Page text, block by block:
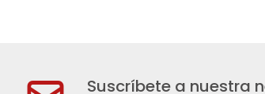
Suscríbete a nuestra